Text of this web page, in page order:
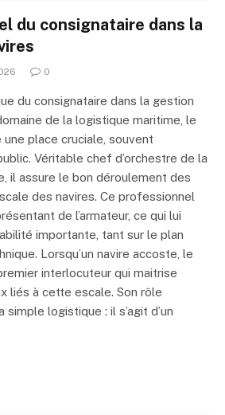
du consignataire dans la
0
du consignataire dans la gestion
de la logistique maritime, le
place cruciale, souvent
Véritable chef d’orchestre de la
il assure le bon déroulement des
des navires. Ce professionnel
de l’armateur, ce qui lui
importante, tant sur le plan
Lorsqu’un navire accoste, le
interlocuteur qui maitrise
liés à cette escale. Son rôle
logistique : il s’agit d’un